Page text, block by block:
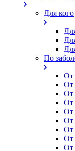
Для кого
По
От
Oт
От
От
От
Oт
От
От
От